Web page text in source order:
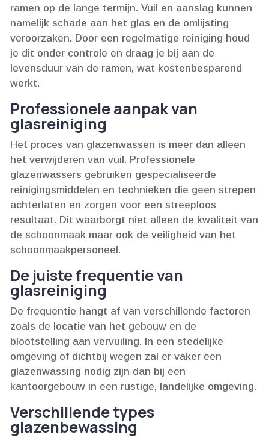
ramen op de lange termijn.​ Vuil en aanslag kunnen
namelijk schade aan het glas en de omlijsting
veroorzaken.​ Door een regelmatige reiniging houd
je dit onder controle en draag je bij aan de
levensduur van de ramen, wat kostenbesparend
werkt.​
Professionele aanpak van
glasreiniging
Het proces van glazenwassen is meer dan alleen
het verwijderen van vuil.​ Professionele
glazenwassers gebruiken gespecialiseerde
reinigingsmiddelen en technieken die geen strepen
achterlaten en zorgen voor een streeploos
resultaat.​ Dit waarborgt niet alleen de kwaliteit van
de schoonmaak maar ook de veiligheid van het
schoonmaakpersoneel.​
De juiste frequentie van
glasreiniging
De frequentie hangt af van verschillende factoren
zoals de locatie van het gebouw en de
blootstelling aan vervuiling.​ In een stedelijke
omgeving of dichtbij wegen zal er vaker een
glazenwassing nodig zijn dan bij een
kantoorgebouw in een rustige, landelijke omgeving.​
Verschillende types
glazenbewassing